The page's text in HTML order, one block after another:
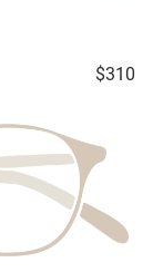
$310